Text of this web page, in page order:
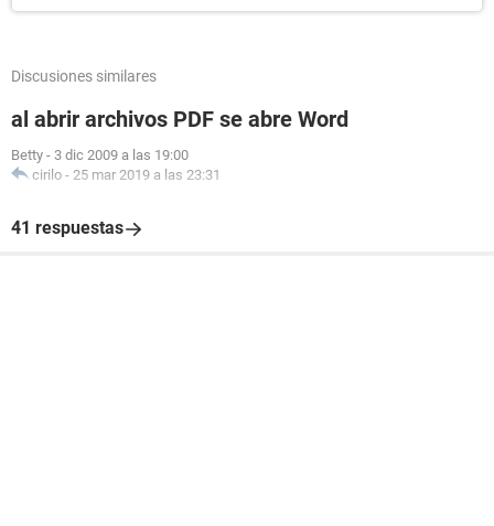
Discusiones similares
al abrir archivos PDF se abre Word
Betty - 3 dic 2009 a las 19:00
cirilo - 25 mar 2019 a las 23:31
41 respuestas